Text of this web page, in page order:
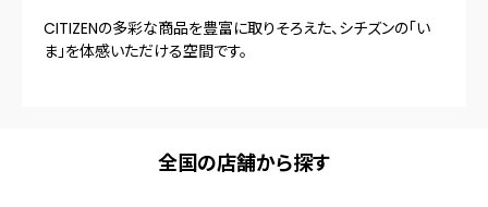
CITIZENの多彩な商品を豊富に取りそろえた、シチズンの「い
ま」を体感いただける空間です。
全国の店舗から探す